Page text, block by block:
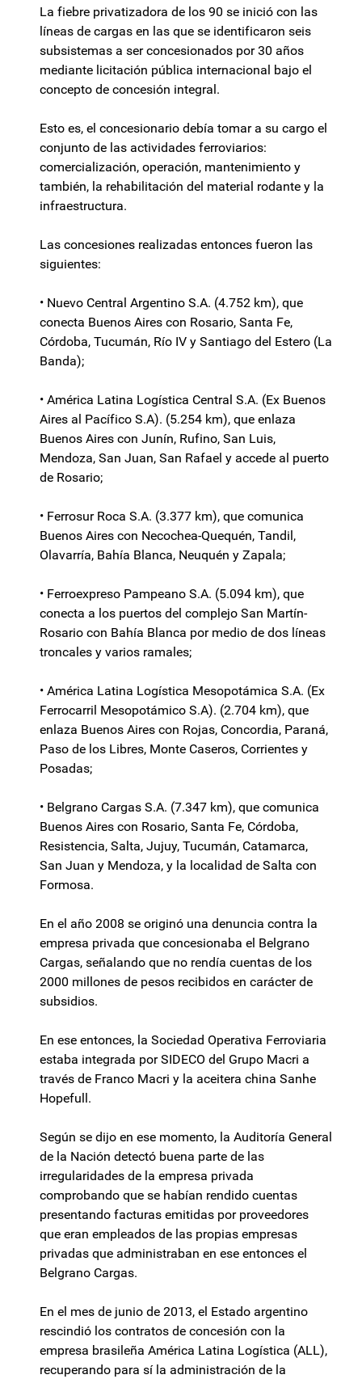
La fiebre privatizadora de los 90 se inició con las
líneas de cargas en las que se identificaron seis
subsistemas a ser concesionados por 30 años
mediante licitación pública internacional bajo el
concepto de concesión integral.
Esto es, el concesionario debía tomar a su cargo el
conjunto de las actividades ferroviarios:
comercialización, operación, mantenimiento y
también, la rehabilitación del material rodante y la
infraestructura.
Las concesiones realizadas entonces fueron las
siguientes:
• Nuevo Central Argentino S.A. (4.752 km), que
conecta Buenos Aires con Rosario, Santa Fe,
Córdoba, Tucumán, Río IV y Santiago del Estero (La
Banda);
• América Latina Logística Central S.A. (Ex Buenos
Aires al Pacífico S.A). (5.254 km), que enlaza
Buenos Aires con Junín, Rufino, San Luis,
Mendoza, San Juan, San Rafael y accede al puerto
de Rosario;
• Ferrosur Roca S.A. (3.377 km), que comunica
Buenos Aires con Necochea-Quequén, Tandil,
Olavarría, Bahía Blanca, Neuquén y Zapala;
• Ferroexpreso Pampeano S.A. (5.094 km), que
conecta a los puertos del complejo San Martín-
Rosario con Bahía Blanca por medio de dos líneas
troncales y varios ramales;
• América Latina Logística Mesopotámica S.A. (Ex
Ferrocarril Mesopotámico S.A). (2.704 km), que
enlaza Buenos Aires con Rojas, Concordia, Paraná,
Paso de los Libres, Monte Caseros, Corrientes y
Posadas;
• Belgrano Cargas S.A. (7.347 km), que comunica
Buenos Aires con Rosario, Santa Fe, Córdoba,
Resistencia, Salta, Jujuy, Tucumán, Catamarca,
San Juan y Mendoza, y la localidad de Salta con
Formosa.
En el año 2008 se originó una denuncia contra la
empresa privada que concesionaba el Belgrano
Cargas, señalando que no rendía cuentas de los
2000 millones de pesos recibidos en carácter de
subsidios.
En ese entonces, la Sociedad Operativa Ferroviaria
estaba integrada por SIDECO del Grupo Macri a
través de Franco Macri y la aceitera china Sanhe
Hopefull.
Según se dijo en ese momento, la Auditoría General
de la Nación detectó buena parte de las
irregularidades de la empresa privada
comprobando que se habían rendido cuentas
presentando facturas emitidas por proveedores
que eran empleados de las propias empresas
privadas que administraban en ese entonces el
Belgrano Cargas.
En el mes de junio de 2013, el Estado argentino
rescindió los contratos de concesión con la
empresa brasileña América Latina Logística (ALL),
recuperando para sí la administración de la